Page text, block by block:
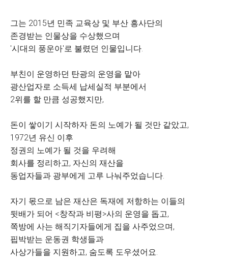
그는 2015년 민족 교육상 및 부산 흥사단의
존경받는 인물상을 수상했으며
'시대의 풍운아'로 불렸던 인물입니다.
​부친이 운영하던 탄광의 운영을 맡아
광산업자로 소득세 납세실적 부분에서
2위를 할 만큼 성공했지만,
​돈이 쌓이기 시작하자 돈의 노예가 될 것만 같았고,
1972년 유신 이후
정권의 노예가 될 것을 우려해
회사를 정리하고, 자신의 재산을
동업자들과 광부에게 고루 나눠주었습니다.
​자기 몫으로 남은 재산은 독재에 저항하는 이들의
뒷배가 되어 <창작과 비평>사의 운영을 돕고,
쪽방에 사는 해직기자들에게 집을 사주었으며,
핍박받는 운동권 학생들과
사상가들을 지원하고, 숨도록 도우셨어요.